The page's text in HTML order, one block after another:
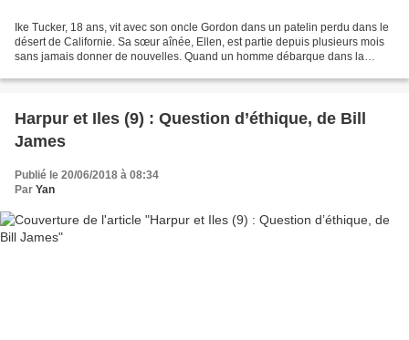
Ike Tucker, 18 ans, vit avec son oncle Gordon dans un patelin perdu dans le
désert de Californie. Sa sœur aînée, Ellen, est partie depuis plusieurs mois
sans jamais donner de nouvelles. Quand un homme débarque dans la
Harpur et Iles (9) : Question d’éthique, de Bill
James
Publié le 20/06/2018 à 08:34
Par Yan